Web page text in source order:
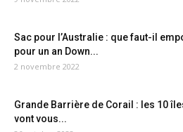
Sac pour l’Australie : que faut-il
pour un an Down...
2 novembre 2022
Grande Barrière de Corail : les 10
vont vous...